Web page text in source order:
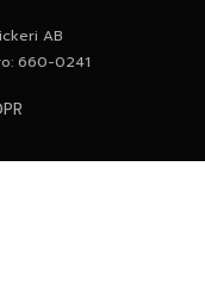
AB
660-0241